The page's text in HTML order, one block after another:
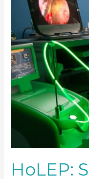
HoLEP:
Pacientes
Condições
de
Saúde
Complexas